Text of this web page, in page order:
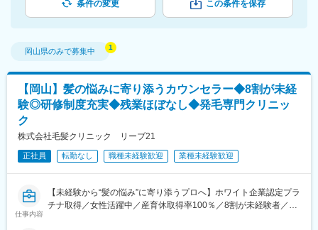
条件の変更 この条件を保存
岡山県のみで募集中
【岡山】髪の悩みに寄り添うカウンセラー◆8割が未経
験◎研修制度充実◆残業ほぼなし◆発毛専門クリニッ
ク
株式会社毛髪クリニック リーブ21
正社員 転勤なし 職種未経験歓迎 業種未経験歓迎
仕事内容
【未経験から“髪の悩み”に寄り添うプロへ】ホワイト企業認定プラ
チナ取得／女性活躍中／産育休取得率100％／8割が未経験者／完